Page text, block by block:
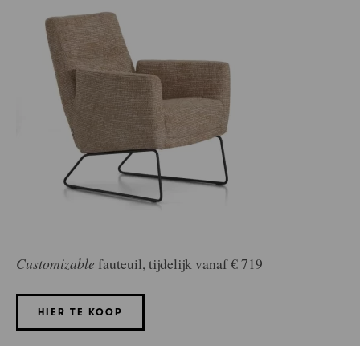
Customizable fauteuil, tijdelijk vanaf € 719
HIER TE KOOP